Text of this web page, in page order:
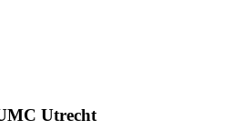
Utrecht